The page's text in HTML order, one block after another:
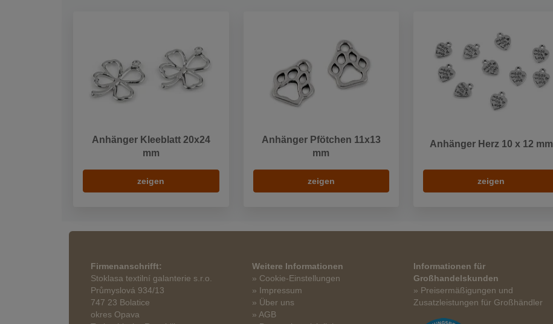
Anhänger Kleeblatt 20x24
mm
zeigen
Anhänger Pfötchen 11x13
mm
zeigen
Anhänger Herz 10 x 12 mm
zeigen
Firmenanschrifft:
Stoklasa textilní galanterie s.r.o.
Průmyslová 934/13
747 23 Bolatice
okres Opava
Weitere Informationen
» Cookie-Einstellungen
» Impressum
» Über uns
» AGB
Informationen für
Großhandelskunden
» Preisermäßigungen und
Zusatzleistungen für Großhändler